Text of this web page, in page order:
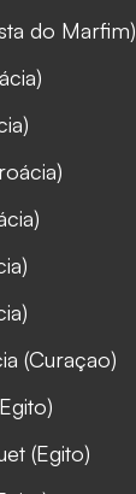
do Marfim)
(Curaçao)
(Egito)